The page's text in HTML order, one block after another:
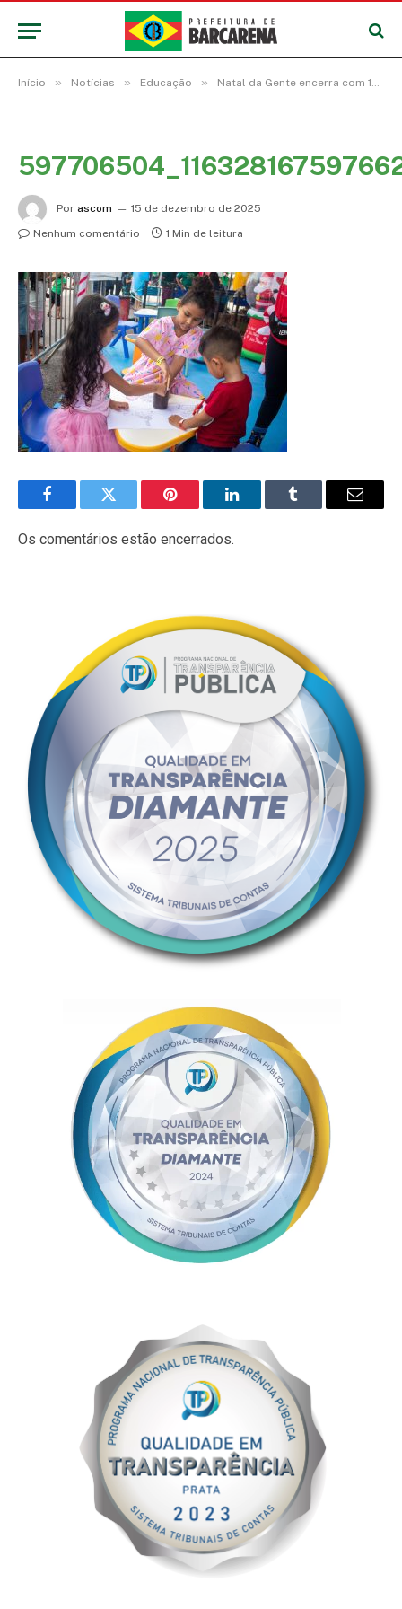
Início » Notícias » Educação » Natal da Gente encerra com 12 horas de lazer, 4 dias de emoção e presentes para cerca de 25 mil estudantes de Barcarena
Por ascom
15 de dezembro de 2025
Nenhum comentário
1 Min de leitura
FacebookTwitter Pinterest LinkedInTumblr
E-
Os comentários estão encerrados.